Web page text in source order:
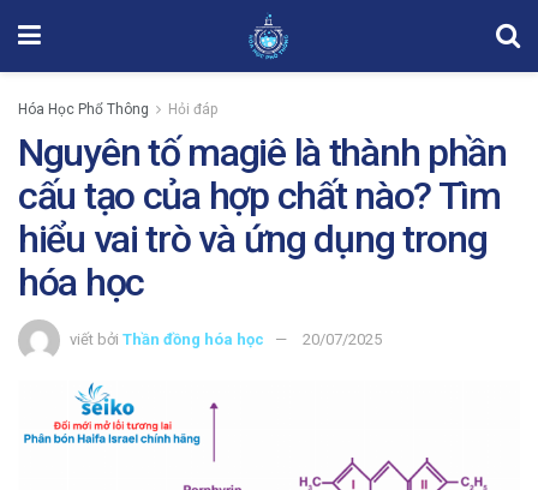
Hóa Học Phổ Thông Hỏi đáp
Nguyên tố magiê là thành phần
cấu tạo của hợp chất nào? Tìm
hiểu vai trò và ứng dụng trong
hóa học
viết bởi Thần đồng hóa học 20/07/2025